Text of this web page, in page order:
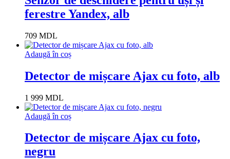
ferestre Yandex, alb
709 MDL
Adaugă în coș
Detector de mișcare Ajax cu foto, alb
1 999 MDL
Adaugă în coș
Detector de mișcare Ajax cu foto,
negru